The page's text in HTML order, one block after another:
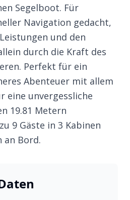
Segelboot. Für
Navigation gedacht,
und den
durch die Kraft des
Perfekt für ein
Abenteuer mit allem
eine unvergessliche
19.81 Metern
9 Gäste in 3 Kabinen
an Bord.